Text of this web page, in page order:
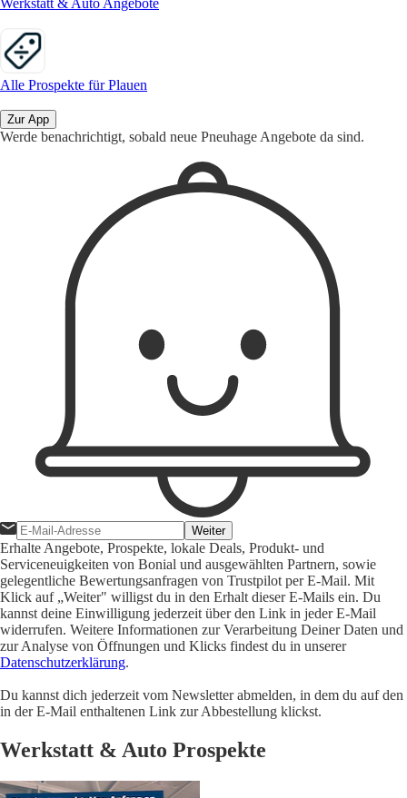
Werkstatt & Auto Angebote
Alle Prospekte für Plauen
Zur App
Werde benachrichtigt, sobald neue Pneuhage Angebote da sind.
Weiter
Erhalte Angebote, Prospekte, lokale Deals, Produkt- und
Serviceneuigkeiten von Bonial und ausgewählten Partnern, sowie
gelegentliche Bewertungsanfragen von Trustpilot per E-Mail. Mit
Klick auf „Weiter" willigst du in den Erhalt dieser E-Mails ein. Du
kannst deine Einwilligung jederzeit über den Link in jeder E-Mail
widerrufen. Weitere Informationen zur Verarbeitung Deiner Daten und
zur Analyse von Öffnungen und Klicks findest du in unserer
Datenschutzerklärung.
Du kannst dich jederzeit vom Newsletter abmelden, in dem du auf den
in der E-Mail enthaltenen Link zur Abbestellung klickst.
Werkstatt & Auto Prospekte